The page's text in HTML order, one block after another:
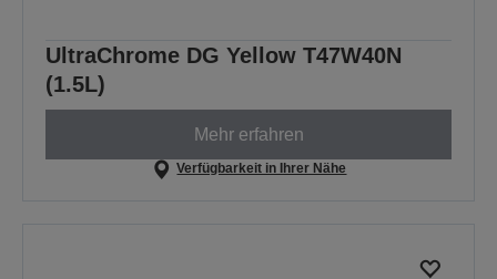
UltraChrome DG Yellow T47W40N
(1.5L)
Mehr erfahren
Verfügbarkeit in Ihrer Nähe